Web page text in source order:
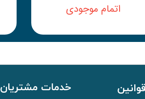
اتمام موجودی
خدمات مشتریان